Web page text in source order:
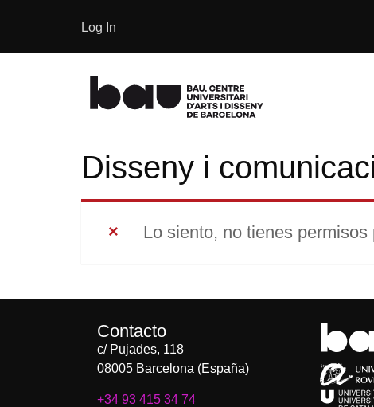
Log In
Disseny i
Lo siento, no tienes
Contacto
c/ Pujades, 118
08005 Barcelona (España)
+34 93 415 34 74